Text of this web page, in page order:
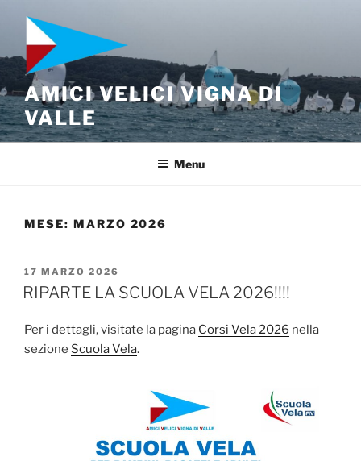
contenuto
AMICI VELICI VIGNA DI
VALLE
Menu
MESE: MARZO 2026
PUBBLICATO
IL
17 MARZO 2026
RIPARTE LA SCUOLA VELA 2026!!!!
Per i dettagli, visitate la pagina Corsi Vela 2026 nella
sezione Scuola Vela.